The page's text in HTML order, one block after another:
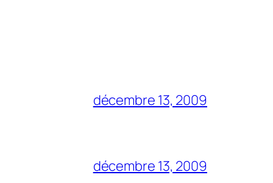
décembre 13, 2009
décembre 13, 2009